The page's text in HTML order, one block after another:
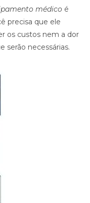
médico é
precisa que ele
os custos nem a dor
serão necessárias.